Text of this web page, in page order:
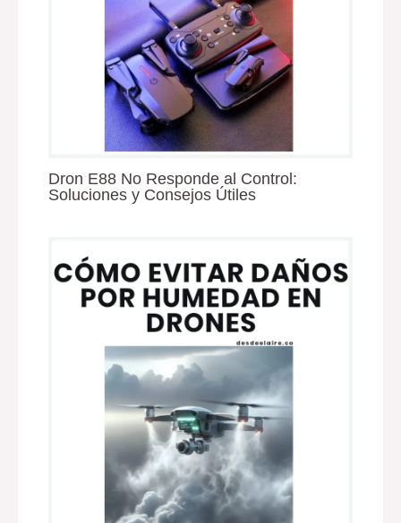
Dron E88 No Responde al Control:
Soluciones y Consejos Útiles